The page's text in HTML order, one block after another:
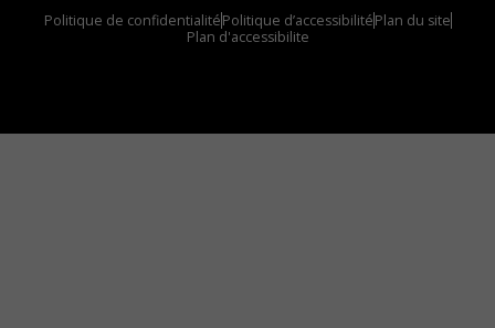
Politique de confidentialitéPolitique d’accessibilitéPlan du site
Plan d'accessibilite